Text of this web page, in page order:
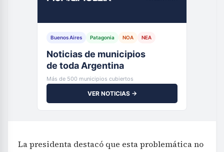
Buenos Aires Patagonia NOA NEA
Noticias de municipios
de toda Argentina
Más de 500 municipios cubiertos
VER NOTICIAS →
La presidenta destacó que esta problemática no